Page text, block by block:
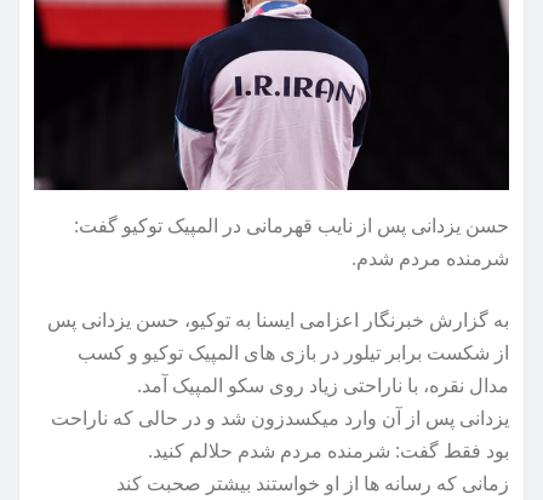
حسن یزدانی پس از نایب قهرمانی در المپیک توکیو گفت:
شرمنده مردم شدم.
به گزارش خبرنگار اعزامی ایسنا به توکیو، حسن یزدانی پس
از شکست برابر تیلور در بازی های المپیک توکیو و کسب
مدال نقره، با ناراحتی زیاد روی سکو المپیک آمد.
یزدانی پس از آن وارد میکسدزون شد و در حالی که ناراحت
بود فقط گفت: شرمنده مردم شدم حلالم کنید.
زمانی که رسانه ها از او خواستند بیشتر صحبت کند